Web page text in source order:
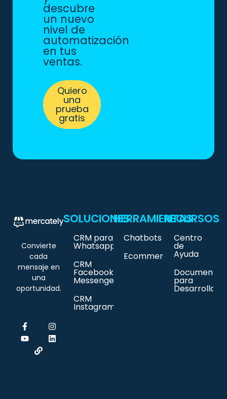
descubre
un nuevo
nivel de
automatización
en tus
ventas.
Quiero
una
prueba
gratis
Convierte
cada
mensaje en
una
oportunidad.
SOLUCIONES
CRM para
Whatsapp
CRM
Facebook
Messenger
CRM
Instagram
HERRAMIENTAS
Chatbots
Ecommerce
RECURSOS
Centro
de
Ayuda
para